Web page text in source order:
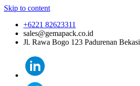
Skip to content
+6221 82623311
sales@gemapack.co.id
Jl. Rawa Bogo 123 Padurenan Bekasi